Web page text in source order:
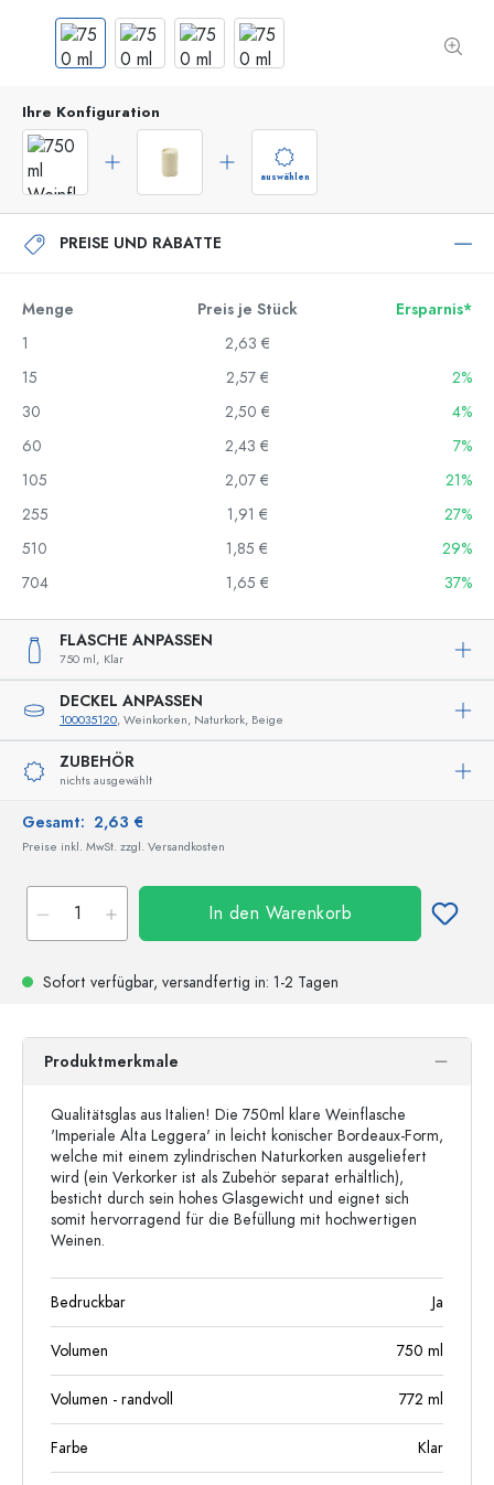
Ihre Konfiguration
auswählen
PREISE UND RABATTE
Menge Preis je Stück
Ersparnis*
1
2,63 €
15
2,57 €
2%
30
2,50 €
4%
60
2,43 €
7%
105
2,07 €
21%
255
1,91 €
27%
510
1,85 €
29%
704
1,65 € 37%
FLASCHE ANPASSEN
750 ml, Klar
DECKEL ANPASSEN
100035120, Weinkorken, Naturkork, Beige
ZUBEHÖR
nichts ausgewählt
Gesamt: 2,63 €
Preise inkl. MwSt. zzgl. Versandkosten
In den Warenkorb
Sofort verfügbar, versandfertig in: 1-2 Tagen
Produktmerkmale
Qualitätsglas aus Italien! Die 750ml klare Weinflasche
'Imperiale Alta Leggera' in leicht konischer Bordeaux-Form,
welche mit einem zylindrischen Naturkorken ausgeliefert
wird (ein Verkorker ist als Zubehör separat erhältlich),
besticht durch sein hohes Glasgewicht und eignet sich
somit hervorragend für die Befüllung mit hochwertigen
Weinen.
Bedruckbar Ja
Volumen 750 ml
Volumen - randvoll 772 ml
Farbe Klar